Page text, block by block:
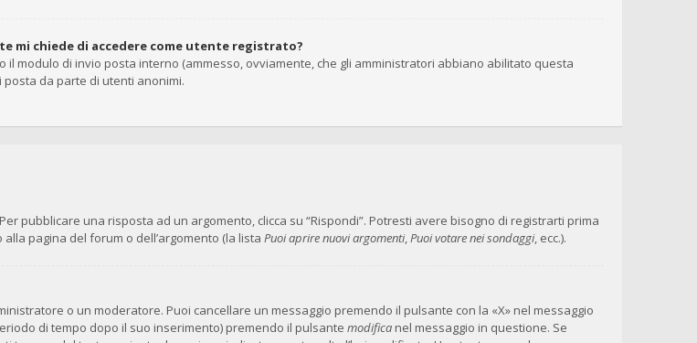
mi chiede di accedere come utente registrato?
modulo di invio posta interno (ammesso, ovviamente, che gli amministratori abbiano abilitato questa
da parte di utenti anonimi.
pubblicare una risposta ad un argomento, clicca su “Rispondi”. Potresti avere bisogno di registrarti prima
pagina del forum o dell’argomento (la lista Puoi aprire nuovi argomenti,Puoi votare nei sondaggi, ecc.).
o un moderatore. Puoi cancellare un messaggio premendo il pulsante con la «X» nel messaggio
di tempo dopo il suo inserimento) premendo il pulsante modifica nel messaggio in questione. Se